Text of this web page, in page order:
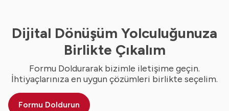
Dijital Dönüşüm Yolculuğunuza
Birlikte Çıkalım
Formu Doldurarak bizimle iletişime geçin.
İhtiyaçlarınıza en uygun çözümleri birlikte seçelim.
Formu Doldurun